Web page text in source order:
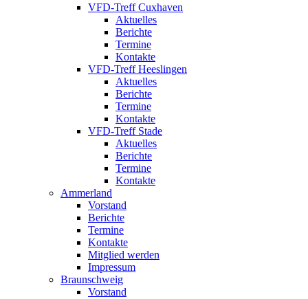
VFD-Treff Cuxhaven
Aktuelles
Berichte
Termine
Kontakte
VFD-Treff Heeslingen
Aktuelles
Berichte
Termine
Kontakte
VFD-Treff Stade
Aktuelles
Berichte
Termine
Kontakte
Ammerland
Vorstand
Berichte
Termine
Kontakte
Mitglied werden
Impressum
Braunschweig
Vorstand